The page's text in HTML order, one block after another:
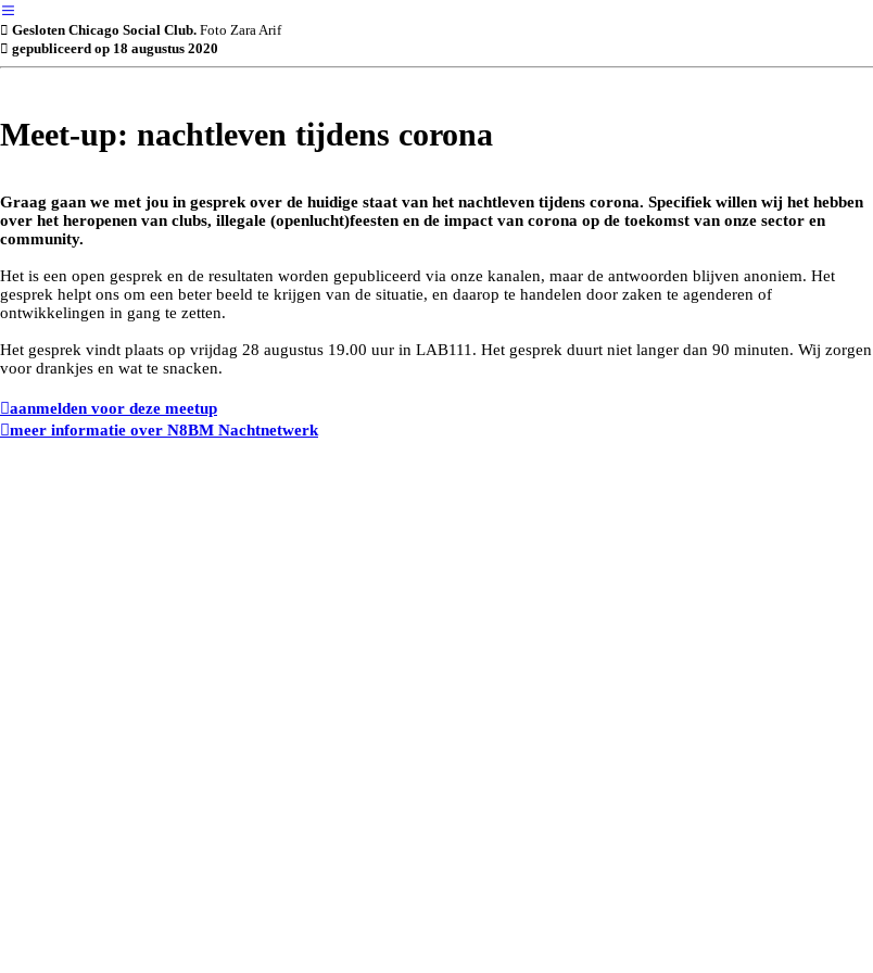
︎
︎ Gesloten Chicago Social Club. Foto Zara Arif
︎ gepubliceerd op 18 augustus 2020
Meet-up: nachtleven tijdens corona
Graag gaan we met jou in gesprek over de huidige staat van het nachtleven tijdens corona. Specifiek willen wij het hebben
over het heropenen van clubs, illegale (openlucht)feesten en de impact van corona op de toekomst van onze sector en
community.
Het is een open gesprek en de resultaten worden gepubliceerd via onze kanalen, maar de antwoorden blijven anoniem. Het
gesprek helpt ons om een beter beeld te krijgen van de situatie, en daarop te handelen door zaken te agenderen of
ontwikkelingen in gang te zetten.
Het gesprek vindt plaats op vrijdag 28 augustus 19.00 uur in LAB111. Het gesprek duurt niet langer dan 90 minuten. Wij zorgen
voor drankjes en wat te snacken.
︎︎︎aanmelden voor deze meetup
︎︎︎meer informatie over N8BM Nachtnetwerk